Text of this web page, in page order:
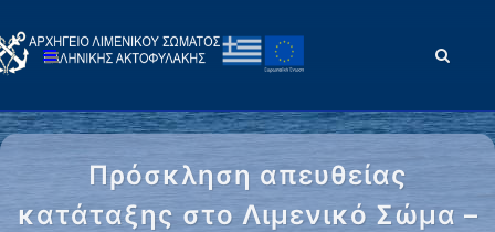
Πρόσκληση απευθείας
κατάταξης στο Λιμενικό Σώμα –